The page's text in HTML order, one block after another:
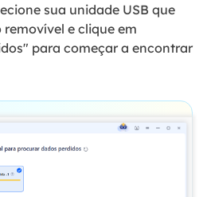
sua unidade USB que
e clique em
para começar a encontrar